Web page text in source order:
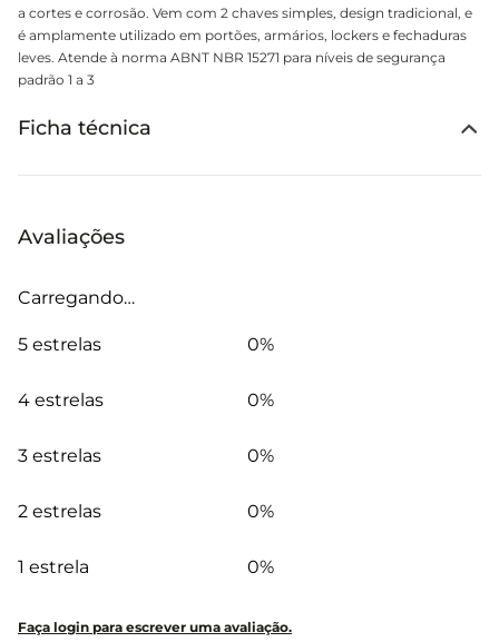
a cortes e corrosão. Vem com 2 chaves simples, design tradicional, e
é amplamente utilizado em portões, armários, lockers e fechaduras
leves. Atende à norma ABNT NBR 15271 para níveis de segurança
padrão 1 a 3
Ficha técnica
Avaliações
Carregando…
5 estrelas 0%
4 estrelas 0%
3 estrelas 0%
2 estrelas 0%
1 estrela 0%
Faça login para escrever uma avaliação.